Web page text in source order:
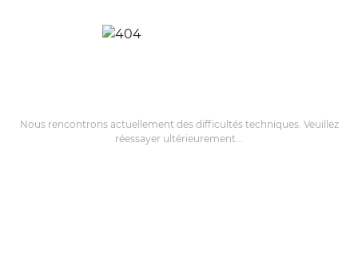
Nous rencontrons actuellement des difficultés techniques. Veuillez
réessayer ultérieurement...